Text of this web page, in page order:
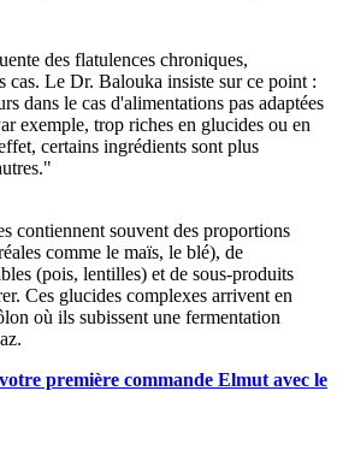
des flatulences chroniques,
cas. Le Dr. Balouka insiste sur ce point :
dans le cas d'alimentations pas adaptées
exemple, trop riches en glucides ou en
certains ingrédients sont plus
contiennent souvent des proportions
comme le maïs, le blé), de
(pois, lentilles) et de sous-produits
Ces glucides complexes arrivent en
où ils subissent une fermentation
première commande Elmut avec le